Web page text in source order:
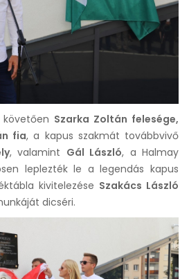
Szarka Zoltán felesége,
fia, a kapus szakmát továbbvivő
, valamint Gál László, a Halmay
leplezték le a legendás kapus
kivitelezése Szakács László
dicséri.